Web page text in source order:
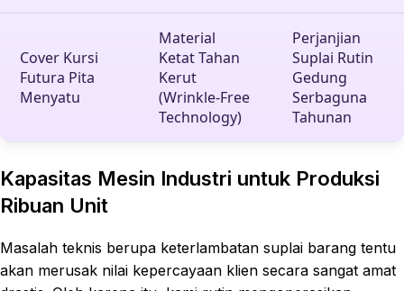
Cover Kursi
Futura Pita
Menyatu
Material
Ketat Tahan
Kerut
(Wrinkle-Free
Technology)
Perjanjian
Suplai Rutin
Gedung
Serbaguna
Tahunan
Kapasitas Mesin Industri untuk Produksi
Ribuan Unit
Masalah teknis berupa keterlambatan suplai barang tentu
akan merusak nilai kepercayaan klien secara sangat amat